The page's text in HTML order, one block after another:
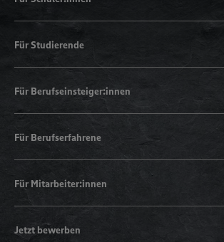
Für Studierende
Für Berufseinsteiger:innen
Für Berufserfahrene
Für Mitarbeiter:innen
Jetzt bewerben